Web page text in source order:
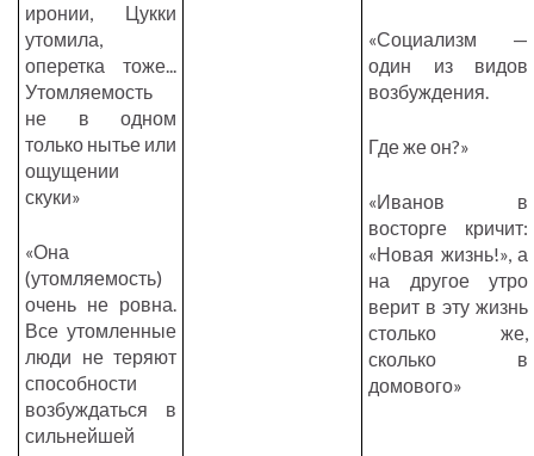
иронии, Цукки
утомила,
оперетка тоже...
Утомляемость
не в одном
только нытье или
ощущении
скуки»
«Она
(утомляемость)
очень не ровна.
Все утомленные
люди не теряют
способности
возбуждаться в
сильнейшей
«Социализм —
один из видов
возбуждения.
Где же он?»
«Иванов в
восторге кричит:
«Новая жизнь!», а
на другое утро
верит в эту жизнь
столько же,
сколько в
домового»